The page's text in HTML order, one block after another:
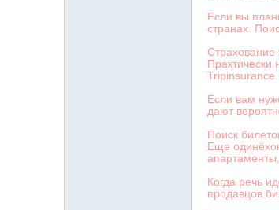
Если вы
странах.
Страхование
Практически
Если вам
дают
Поиск
Еще
Когда речь
продавцов